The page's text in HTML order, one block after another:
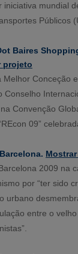
iniciativa mundial
Públicos
Baires
projeto
Melhor Conceção
Conselho
Convenção
09”
2009 na
por “ter sido
urbano
entre o